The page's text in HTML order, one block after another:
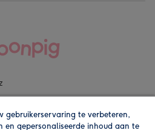
gebruikerservaring te verbeteren,
en gepersonaliseerde inhoud aan te